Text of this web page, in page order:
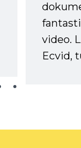
video.
Ecvid,